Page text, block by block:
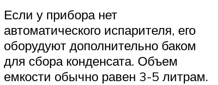
Если у прибора нет
автоматического испарителя, его
оборудуют дополнительно баком
для сбора конденсата. Объем
емкости обычно равен 3-5 литрам.